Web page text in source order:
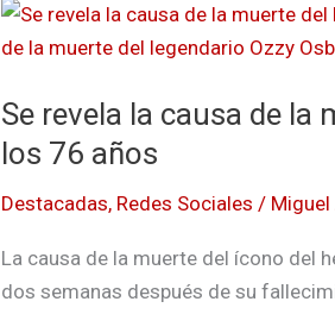
Se revela la causa de la
los 76 años
Destacadas, Redes Sociales /
La causa de la muerte del ícono del
dos semanas después de su
Se
revela
causa
de
muerte
del
legendario